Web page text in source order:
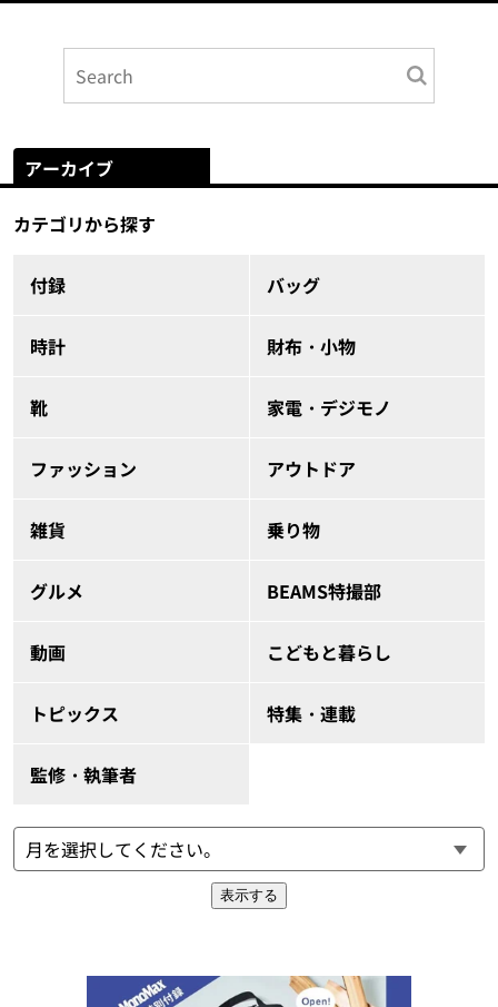
アーカイブ
カテゴリから探す
付録 バッグ
時計 財布・小物
靴 家電・デジモノ
ファッション アウトドア
雑貨 乗り物
グルメ BEAMS特撮部
動画 こどもと暮らし
トピックス 特集・連載
監修・執筆者
表示する